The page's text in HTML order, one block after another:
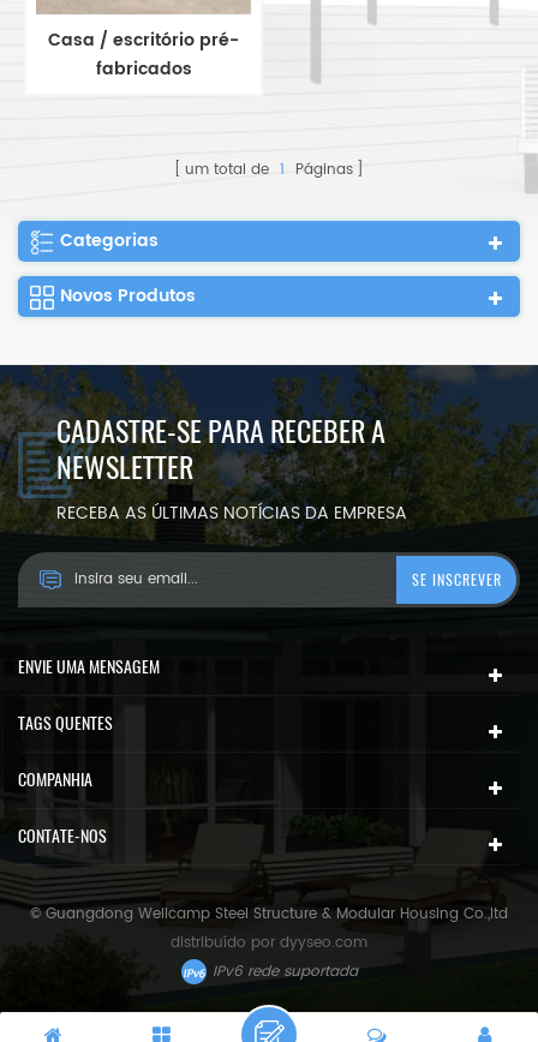
Casa / escritório pré-
fabricados
um total de 1 Páginas
Categorias
Novos Produtos
CADASTRE-SE PARA RECEBER A
NEWSLETTER
RECEBA AS ÚLTIMAS NOTÍCIAS DA EMPRESA
ENVIE UMA MENSAGEM
TAGS QUENTES
COMPANHIA
CONTATE-NOS
© Guangdong Wellcamp Steel Structure & Modular Housing Co.,ltd
distribuído por dyyseo.com
IPv6 rede suportada